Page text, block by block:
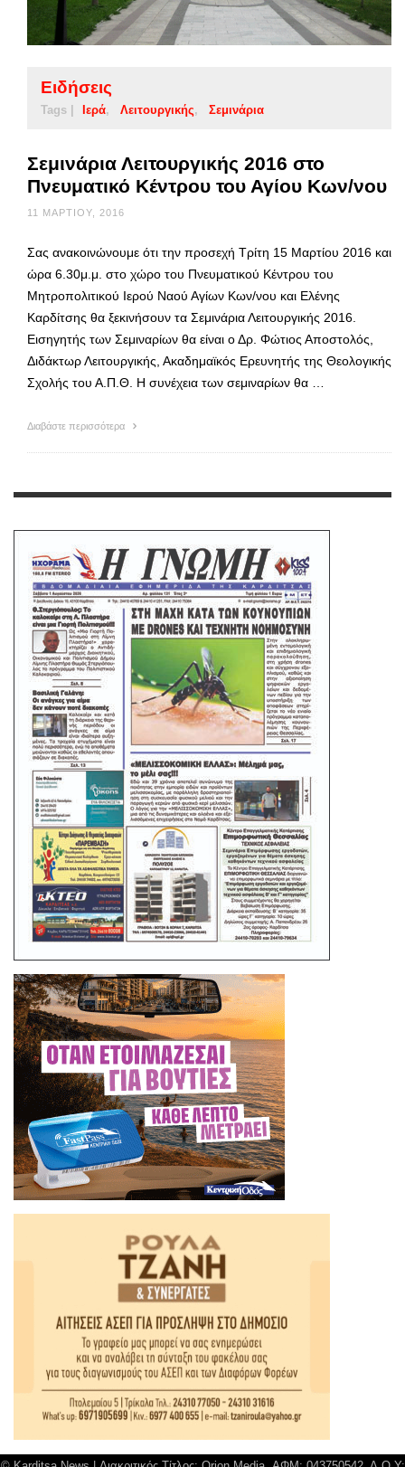
Ειδήσεις
Tags | Ιερά Λειτουργικής Σεμινάρια
Σεμινάρια Λειτουργικής 2016 στο
Πνευματικό Κέντρου του Αγίου Κων/νου
11 ΜΑΡΤΊΟΥ, 2016
Σας ανακοινώνουμε ότι την προσεχή Τρίτη 15 Μαρτίου 2016 και
ώρα 6.30μ.μ. στο χώρο του Πνευματικού Κέντρου του
Μητροπολιτικού Ιερού Ναού Αγίων Κων/νου και Ελένης
Καρδίτσης θα ξεκινήσουν τα Σεμινάρια Λειτουργικής 2016.
Εισηγητής των Σεμιναρίων θα είναι ο Δρ. Φώτιος Αποστολός,
Διδάκτωρ Λειτουργικής, Ακαδημαϊκός Ερευνητής της Θεολογικής
Σχολής του Α.Π.Θ. Η συνέχεια των σεμιναρίων θα …
Διαβάστε περισσότερα